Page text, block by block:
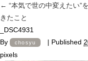
← “本気で世の中変えたい
きたこと
_DSC4931
By
chosyu | Published
pixels